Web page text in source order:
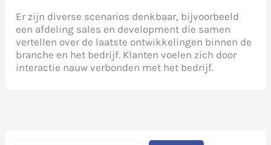
Er zijn diverse scenarios denkbaar, bijvoorbeeld
een afdeling sales en development die samen
vertellen over de laatste ontwikkelingen binnen de
branche en het bedrijf. Klanten voelen zich door
interactie nauw verbonden met het bedrijf.